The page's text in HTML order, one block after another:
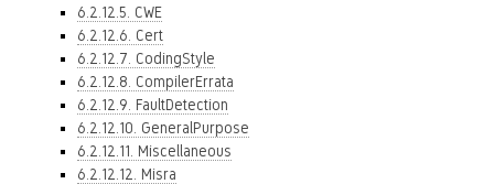
6.2.12.5. CWE
6.2.12.6. Cert
6.2.12.7. CodingStyle
6.2.12.8. CompilerErrata
6.2.12.9. FaultDetection
6.2.12.10. GeneralPurpose
6.2.12.11. Miscellaneous
6.2.12.12. Misra